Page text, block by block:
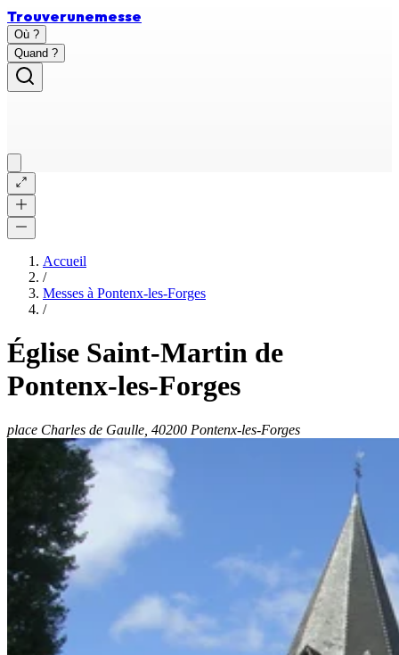
Trouverunemesse
Où ?
Quand ?
Accueil
/
Messes à Pontenx-les-Forges
/
Église Saint-Martin de
Pontenx-les-Forges
place Charles de Gaulle, 40200 Pontenx-les-Forges